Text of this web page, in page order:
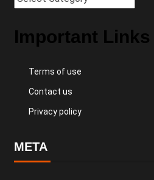
Important Links
Terms of use
Contact us
Privacy policy
META